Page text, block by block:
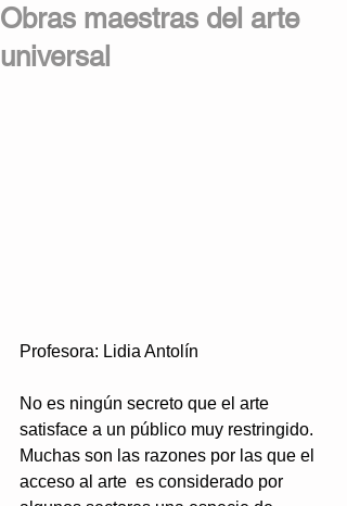
Obras maestras del arte
universal
Profesora: Lidia Antolín
No es ningún secreto que el arte
satisface a un público muy restringido.
Muchas son las razones por las que el
acceso al arte  es considerado por